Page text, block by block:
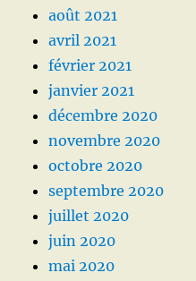
août 2021
avril 2021
février 2021
janvier 2021
décembre 2020
novembre 2020
octobre 2020
septembre 2020
juillet 2020
juin 2020
mai 2020